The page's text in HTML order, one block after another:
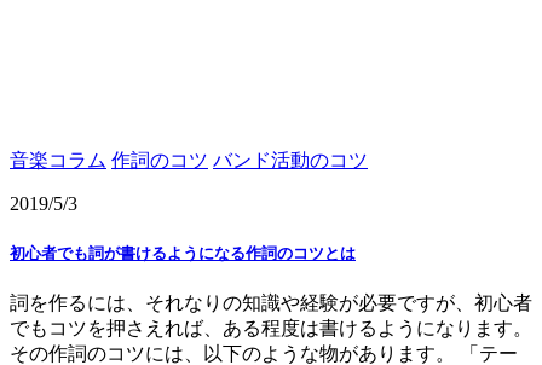
音楽コラム 作詞のコツ バンド活動のコツ
2019/5/3
初心者でも詞が書けるようになる作詞のコツとは
詞を作るには、それなりの知識や経験が必要ですが、初心者
でもコツを押さえれば、ある程度は書けるようになります。
その作詞のコツには、以下のような物があります。 「テー